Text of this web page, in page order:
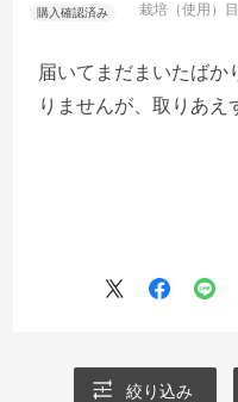
栽培（使用）
届いてまだまいたばか
りませんが、取りあえ
絞り込み